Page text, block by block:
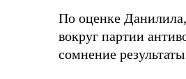
По оценке Данилила,
вокруг партии
сомнение